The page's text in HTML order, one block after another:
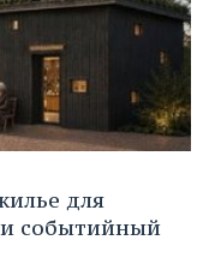
для
событийный